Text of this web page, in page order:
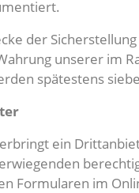
der
unserer
spätestens
ein
Formularen im